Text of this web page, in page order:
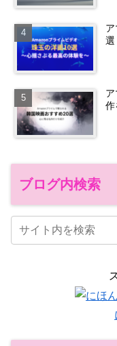
選
作
ブログ内検索